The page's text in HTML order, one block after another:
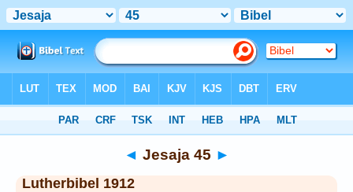
◄ Jesaja 45 ►
Lutherbibel 1912